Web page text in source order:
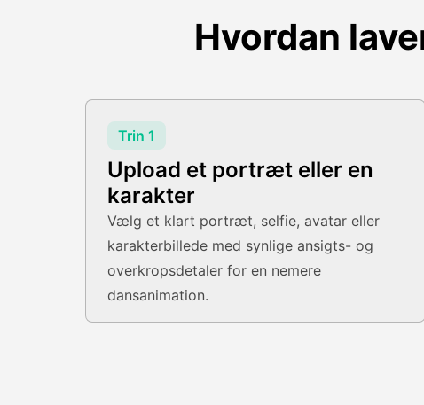
Hvordan
Trin 1
Upload et portræt eller en
karakter
Vælg et klart portræt, selfie, avatar eller
karakterbillede med synlige ansigts- og
overkropsdetaler for en nemere
dansanimation.